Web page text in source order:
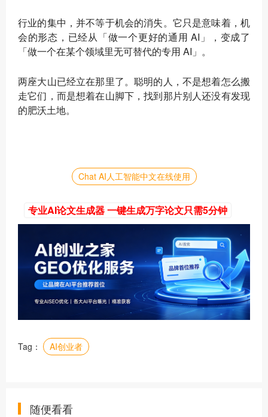
行业的集中，并不等于机会的消失。它只是意味着，机
会的形态，已经从「做一个更好的通用 AI」，变成了
「做一个在某个领域里无可替代的专用 AI」。
两座大山已经立在那里了。聪明的人，不是想着怎么搬
走它们，而是想着在山脚下，找到那片别人还没有发现
的肥沃土地。
Chat AI人工智能中文在线使用
专业AI论文生成器 一键生成万字论文只需5分钟
Tag： AI创业者
随便看看